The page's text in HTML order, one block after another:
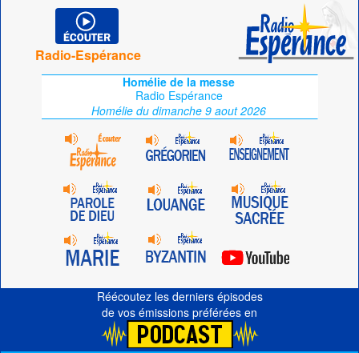
Radio-Espérance
Homélie de la messe
Radio Espérance
Homélie du dimanche 9 aout 2026
Réécoutez les derniers épisodes
de vos émissions préférées en